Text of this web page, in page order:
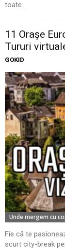
toate...
11 Oraşe
Tururi
GOKID
Unde mergem cu
Fie că te
scurt city-break